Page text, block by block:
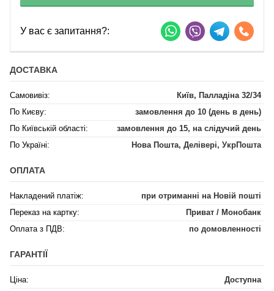
У вас є запитання?:
ДОСТАВКА
Самовивіз:
Київ, Палладіна 32/34
По Києву:
замовлення до 10 (день в день)
По Київській області:
замовлення до 15, на слідучий день
По Україні:
Нова Пошта, Делівері, УкрПошта
ОПЛАТА
Накладений платіж:
при отриманні на Новій пошті
Переказ на картку:
Приват / Монобанк
Оплата з ПДВ:
по домовленності
ГАРАНТІЇ
Ціна:
Доступна